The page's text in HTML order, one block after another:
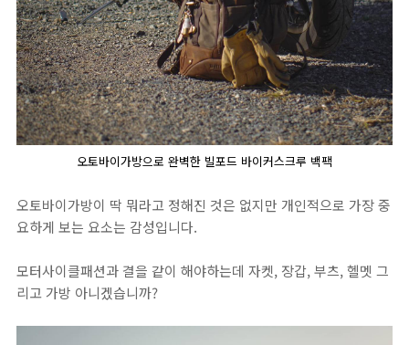
오토바이가방으로 완벽한 빌포드 바이커스크루 백팩
오토바이가방이 딱 뭐라고 정해진 것은 없지만 개인적으로 가장 중
요하게 보는 요소는 감성입니다.
모터사이클패션과 결을 같이 해야하는데 자켓, 장갑, 부츠, 헬멧 그
리고 가방 아니겠습니까?